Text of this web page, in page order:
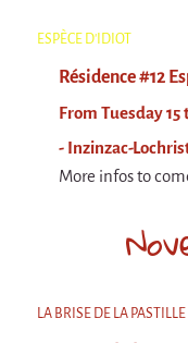
Territorial
On-site
Générations
La Première
Dédoublez-
Cycling tour
ESPÈCE D'IDIOT
Résidence #12
From Tuesday
- Inzinzac-
More infos to
LA BRISE DE LA PASTILLE